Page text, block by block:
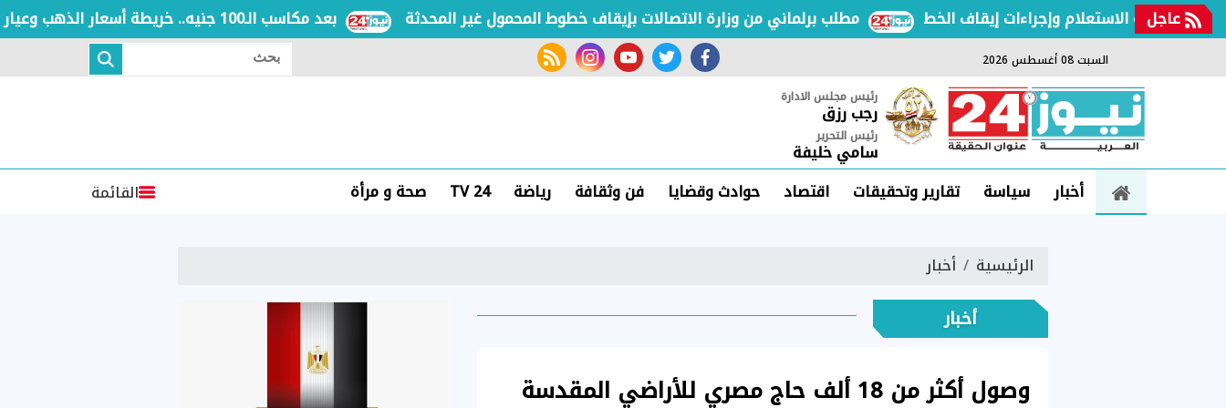
عاجل بعد مكاسب الـ100 جنيه.. خريطة أسعار الذهب وعيار 21 بالعطلة الأسبوعية مطلب برلماني من وزارة الاتصالات بإيقاف خطوط المحمول غير المحدثة الاستعلام وإجراءات إيقاف الخط
السبت 08 أغسطس 2026 facebook
twitter
youtube
instagram
rss feed
بحث
رئيس مجلس الادارة
رجب رزق
رئيس التحرير
سامي خليفة
أخبار
سياسة تقارير وتحقيقات اقتصاد حوادث وقضايا فن وثقافة رياضة TV 24 صحة و مرأة القائمة
الرئيسية أخبار
أخبار
وصول أكثر من 18 ألف حاج مصري للأراضي المقدسة